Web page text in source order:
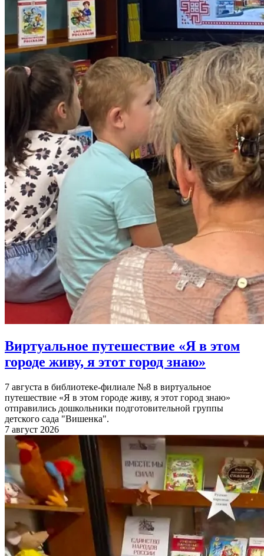
Виртуальное путешествие «Я в этом
городе живу, я этот город знаю»
7 августа в библиотеке-филиале №8 в виртуальное
путешествие «Я в этом городе живу, я этот город знаю»
отправились дошкольники подготовительной группы
детского сада "Вишенка".
7 август 2026